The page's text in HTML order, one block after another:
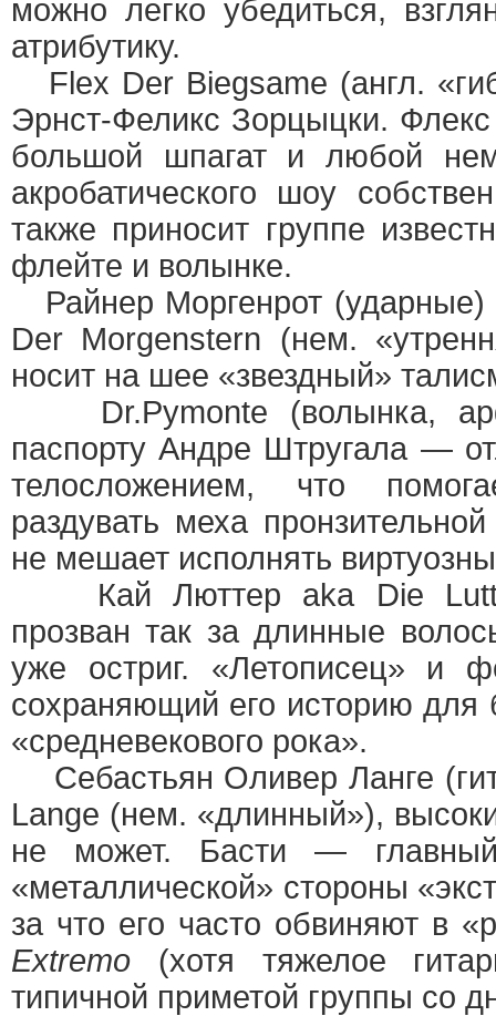
можно легко убедиться,
атрибутику.
Flex Der Biegsame (англ.
Эрнст-Феликс Зорцыцки. Флекс
большой шпагат и любой
акробатического шоу
также приносит группе
флейте и волынке.
Райнер Моргенрот (ударные)
Der Morgenstern (нем.
носит на шее «звездный»
Dr.Pymonte (волынка,
паспорту Андре Штругала —
телосложением, что
раздувать меха
не мешает исполнять
Кай Люттер aka Die
прозван так за длинные
уже остриг. «Летописец» и
сохраняющий его историю для
«средневекового рока».
Себастьян Оливер Ланге
Lange (нем. «длинный»),
не может. Басти — главный
«металлической» стороны
за что его часто обвиняют в
Extremo (хотя тяжелое
типичной приметой группы со